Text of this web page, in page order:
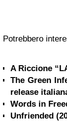
Potrebbero
A Riccione
The Green
release
Words in
Unfriended